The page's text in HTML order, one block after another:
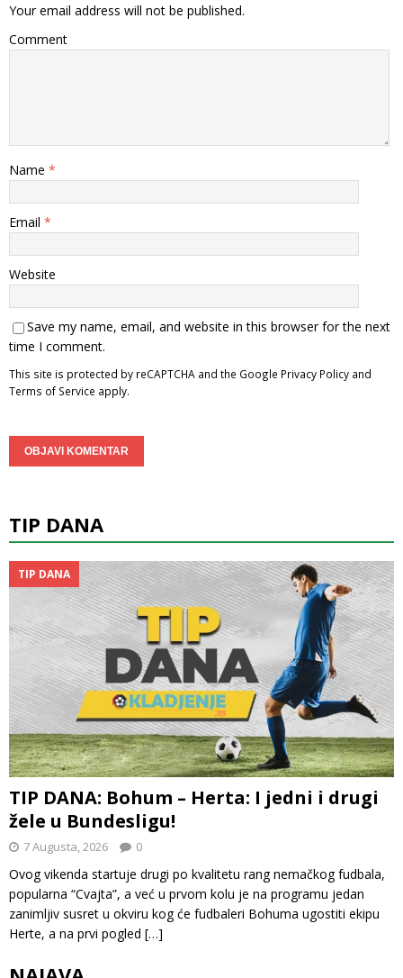
Your email address will not be published.
Comment
Name *
Email *
Website
Save my name, email, and website in this browser for the next
time I comment.
This site is protected by reCAPTCHA and the Google Privacy Policy and
Terms of Service apply.
TIP DANA
TIP DANA
TIP DANA: Bohum – Herta: I jedni i drugi
žele u Bundesligu!
7 Augusta, 2026 0
Ovog vikenda startuje drugi po kvalitetu rang nemačkog fudbala,
popularna “Cvajta”, a već u prvom kolu je na programu jedan
zanimljiv susret u okviru kog će fudbaleri Bohuma ugostiti ekipu
Herte, a na prvi pogled […]